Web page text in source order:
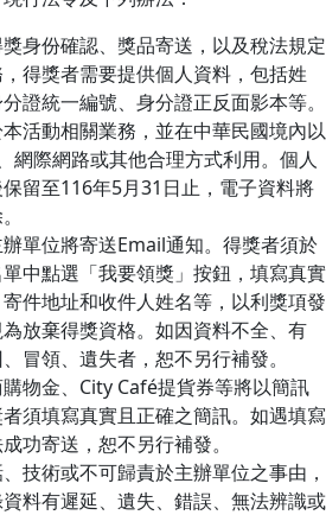
身份確認、獎品寄送，以及稅法規定
得獎者需要提供個人資料，包括姓
證統一編號、身分證正反面影本等。
活動相關業務，並在中華民國境內以
網際網路或其他合理方式利用。個人
留至116年5月31日止，電子資料將
單位將寄送Email通知。得獎者須於
中點選「我要領獎」按鈕，填寫真實
件地址和收件人姓名等，以利獎項發
放棄得獎資格。如因資料不全、有
冒領、遺失者，恕不另行補發。
物金、City Café提貨券等將以簡訊
須填寫真實且正確之簡訊。如遇填寫
功寄送，恕不另行補發。
技術或不可歸責於主辦單位之事由，
料有遲延、遺失、錯誤、無法辨識或